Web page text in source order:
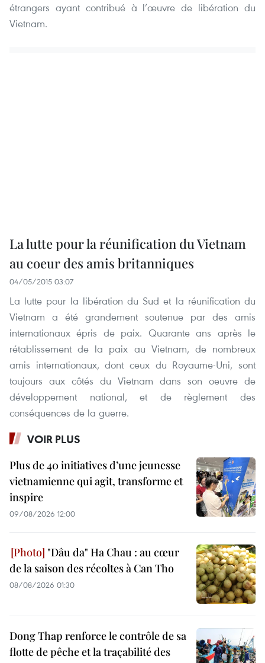
étrangers ayant contribué à l’œuvre de libération du
Vietnam.
La lutte pour la réunification du Vietnam
au coeur des amis britanniques
04/05/2015 03:07
La lutte pour la libération du Sud et la réunification du
Vietnam a été grandement soutenue par des amis
internationaux épris de paix. Quarante ans après le
rétablissement de la paix au Vietnam, de nombreux
amis internationaux, dont ceux du Royaume-Uni, sont
toujours aux côtés du Vietnam dans son oeuvre de
développement national, et de règlement des
conséquences de la guerre.
VOIR PLUS
Plus de 40 initiatives d’une jeunesse
vietnamienne qui agit, transforme et
inspire
09/08/2026 12:00
"Dâu da" Ha Chau : au cœur
de la saison des récoltes à Can Tho
08/08/2026 01:30
Dong Thap renforce le contrôle de sa
flotte de pêche et la traçabilité des